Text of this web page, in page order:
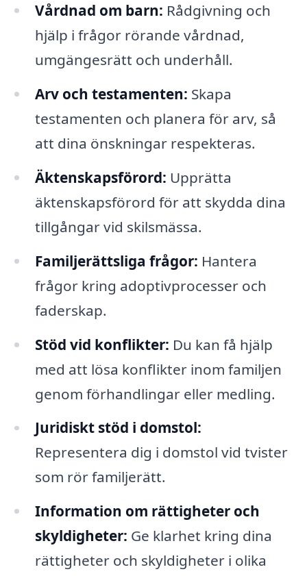
Vårdnad om barn: Rådgivning och
hjälp i frågor rörande vårdnad,
umgängesrätt och underhåll.
Arv och testamenten: Skapa
testamenten och planera för arv, så
att dina önskningar respekteras.
Äktenskapsförord: Upprätta
äktenskapsförord för att skydda dina
tillgångar vid skilsmässa.
Familjerättsliga frågor: Hantera
frågor kring adoptivprocesser och
faderskap.
Stöd vid konflikter: Du kan få hjälp
med att lösa konflikter inom familjen
genom förhandlingar eller medling.
Juridiskt stöd i domstol:
Representera dig i domstol vid tvister
som rör familjerätt.
Information om rättigheter och
skyldigheter: Ge klarhet kring dina
rättigheter och skyldigheter i olika